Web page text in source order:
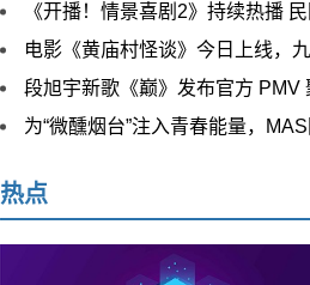
《开播！情景喜剧2》持续热播 民国大都
电影《黄庙村怪谈》今日上线，九叔闯索魂
段旭宇新歌《巅》发布官方 PMV 聚光灯
为“微醺烟台”注入青春能量，MAS国际齐
热点